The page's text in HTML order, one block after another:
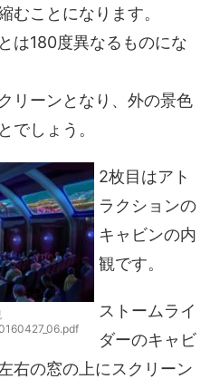
むことになります。
は180度異なるものにな
リーンとなり、外の景色
でしょう。
2枚目はアト
ラクションの
キャビンの内
観です。
ストームライ
ダーのキャビ
右の窓の上にスクリーン